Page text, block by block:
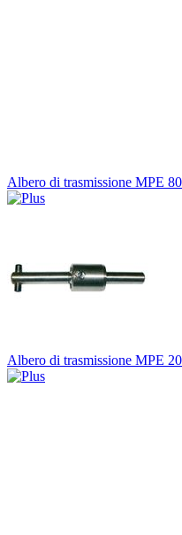
Albero di trasmissione MPE
Albero di trasmissione MPE